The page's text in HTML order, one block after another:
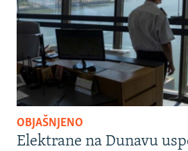
OBJAŠNJENO
Elektrane na Dunavu